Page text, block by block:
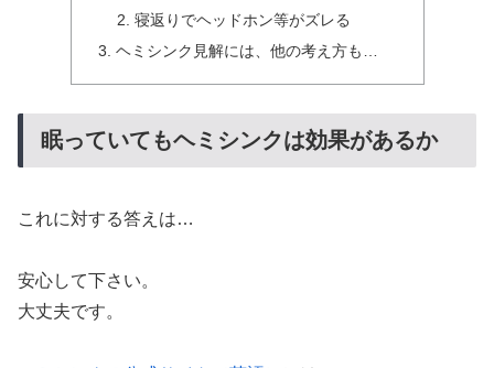
寝返りでヘッドホン等がズレる
ヘミシンク見解には、他の考え方も…
眠っていてもヘミシンクは効果があるか
これに対する答えは…
安心して下さい。
大丈夫です。